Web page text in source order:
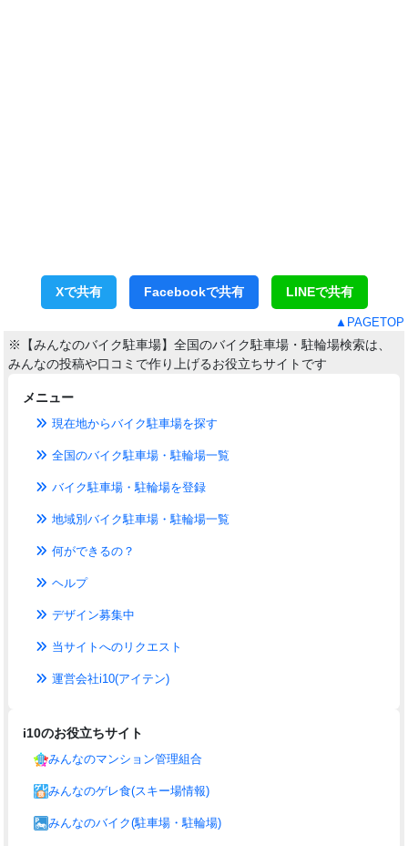
Xで共有 Facebookで共有 LINEで共有
▲PAGETOP
※【みんなのバイク駐車場】全国のバイク駐車場・駐輪場検索は、
みんなの投稿や口コミで作り上げるお役立ちサイトです
メニュー
現在地からバイク駐車場を探す
全国のバイク駐車場・駐輪場一覧
バイク駐車場・駐輪場を登録
地域別バイク駐車場・駐輪場一覧
何ができるの？
ヘルプ
デザイン募集中
当サイトへのリクエスト
運営会社i10(アイテン)
i10のお役立ちサイト
みんなのマンション管理組合
みんなのゲレ食(スキー場情報)
みんなのバイク(駐車場・駐輪場)